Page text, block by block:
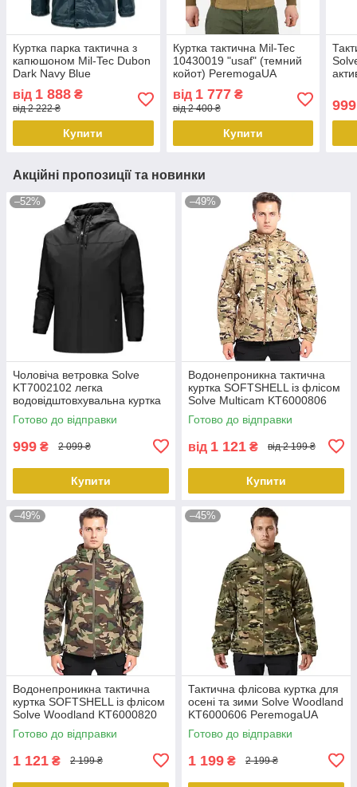
Куртка парка тактична з
капюшоном Mil-Tec Dubon
Dark Navy Blue
від 1 888 ₴
від 2 222 ₴
Купити
Куртка тактична Mil-Tec
10430019 "usaf" (темний
койот) PeremogaUA
від 1 777₴
від 2 400 ₴
Купити
999
Акційні пропозиції та новинки
–52%
Чоловіча ветровка Solve
KT7002102 легка
водовідштовхувальна куртка
для весни та осені Чорна
PeremogaUA
Готово до відправки
999 ₴ 2 099 ₴
Купити
–49%
Водонепроникна тактична
куртка SOFTSHELL із флісом
Solve Multicam KT6000806
peremogaua
Готово до відправки
від 1 121 ₴ від 2 199 ₴
Купити
–49%
Водонепроникна тактична
куртка SOFTSHELL із флісом
Solve Woodland KT6000820
peremogaua
Готово до відправки
1 121 ₴ 2 199 ₴
–45%
Тактична флісова куртка для
осені та зими Solve Woodland
KT6000606 PeremogaUA
Готово до відправки
1 199 ₴ 2 199 ₴